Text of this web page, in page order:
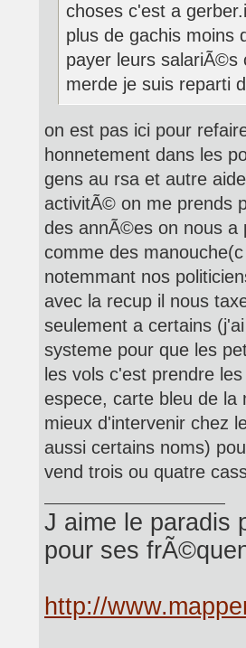
choses c'est a
plus de gachis moins
payer leurs salariÃ©s
merde je suis reparti
on est pas ici pour
honnetement dans les
gens au rsa et autre
activitÃ© on me prends
des annÃ©es on nous
comme des
notemmant nos
avec la recup il nous
seulement a certains
systeme pour que les
les vols c'est prendre
espece, carte bleu de
mieux d'intervenir chez
aussi certains noms)
vend trois ou quatre
J aime le paradis
pour ses
http://